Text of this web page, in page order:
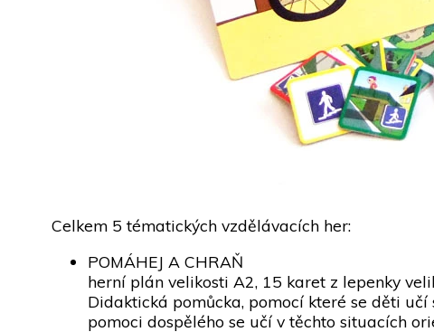
Celkem 5 tématických vzdělávacích her:
POMÁHEJ A CHRAŇ
herní plán velikosti A2, 15 karet z lepenky
Didaktická pomůcka, pomocí které se děti
pomoci dospělého se učí v těchto situacích